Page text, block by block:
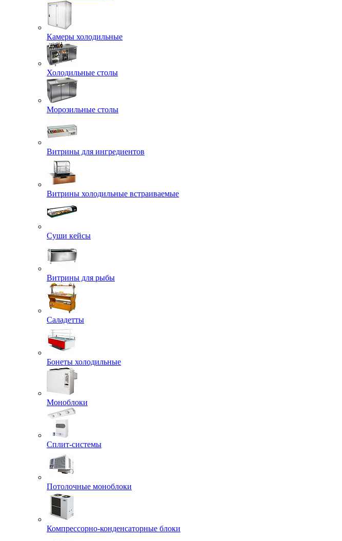
Камеры холодильные
Холодильные столы
Морозильные столы
Витрины для ингредиентов
Витрины холодильные встраиваемые
Суши кейсы
Витрины для рыбы
Саладетты
Бонеты холодильные
Моноблоки
Сплит-системы
Потолочные моноблоки
Компрессорно-конденсаторные блоки